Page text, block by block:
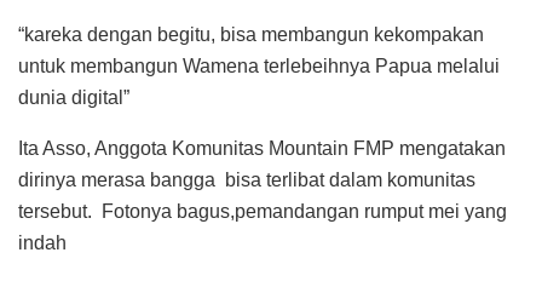
“kareka dengan begitu, bisa membangun kekompakan
untuk membangun Wamena terlebeihnya Papua melalui
dunia digital”
Ita Asso, Anggota Komunitas Mountain FMP mengatakan
dirinya merasa bangga bisa terlibat dalam komunitas
tersebut. Fotonya bagus,pemandangan rumput mei yang
indah